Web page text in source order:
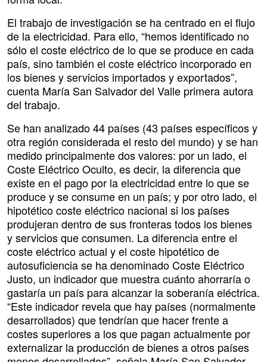
El trabajo de investigación se ha centrado en el flujo
de la electricidad. Para ello, “hemos identificado no
sólo el coste eléctrico de lo que se produce en cada
país, sino también el coste eléctrico incorporado en
los bienes y servicios importados y exportados”,
cuenta María San Salvador del Valle primera autora
del trabajo.
Se han analizado 44 países (43 países específicos y
otra región considerada el resto del mundo) y se han
medido principalmente dos valores: por un lado, el
Coste Eléctrico Oculto, es decir, la diferencia que
existe en el pago por la electricidad entre lo que se
produce y se consume en un país; y por otro lado, el
hipotético coste eléctrico nacional si los países
produjeran dentro de sus fronteras todos los bienes
y servicios que consumen. La diferencia entre el
coste eléctrico actual y el coste hipotético de
autosuficiencia se ha denominado Coste Eléctrico
Justo, un indicador que muestra cuánto ahorraría o
gastaría un país para alcanzar la soberanía eléctrica.
“Este indicador revela que hay países (normalmente
desarrollados) que tendrían que hacer frente a
costes superiores a los que pagan actualmente por
externalizar la producción de bienes a otros países